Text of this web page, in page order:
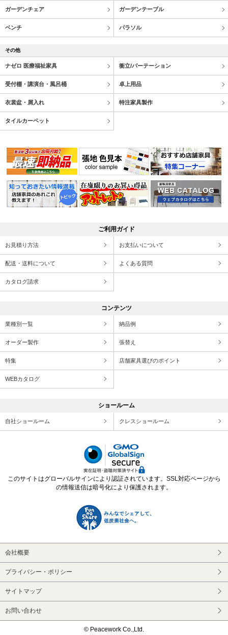
ガーデンチェア ガーデンテーブル
ベンチ パラソル
その他
ナゼロ 医療福祉家具 衝立/パーテーション
受付棚・講演台・風呂桶 卓上用品
衣裳盆・屑入れ 特注家具製作
タイルカーペット
ご利用ガイド
お見積り方法 お支払いについて
配送・送料について よくある質問
カタログ請求
コンテンツ
業種別一覧 納品例
オーダー製作 張替え
特集 店舗家具選びのポイント
WEBカタログ
ショールーム
自社ショールーム クレスショールーム
このサイトはグローバルサインにより認証されています。SSL対応ページから
の情報送信は暗号化により保護されます。
会社概要
プライバシー・ポリシー
サイトマップ
お問い合わせ
© Peacework Co.,Ltd.